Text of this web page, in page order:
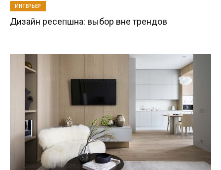
ИНТЕРЬЕР
Дизайн ресепшна: выбор вне трендов